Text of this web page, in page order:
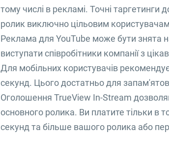
тому числі в рекламі. Точні таргетинги
ролик виключно цільовим
Реклама для YouTube може бути знята
виступати співробітники компанії з
Для мобільних користувачів
секунд. Цього достатньо для
Оголошення TrueView In-Stream
основного ролика. Ви платите тільки в
секунд та більше вашого ролика або